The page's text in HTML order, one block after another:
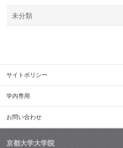
未分類
サイトポリシー
学内専用
お問い合わせ
京都大学大学院